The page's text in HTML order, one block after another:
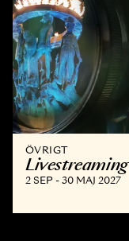
ÖVRIGT
Livestreaming
2 SEP - 30 MAJ 2027